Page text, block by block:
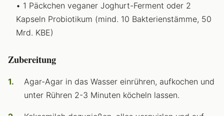
1 Päckchen veganer Joghurt-Ferment oder 2
Kapseln Probiotikum (mind. 10 Bakterienstämme, 50
Mrd. KBE)
Zubereitung
Agar-Agar in das Wasser einrühren, aufkochen und
unter Rühren 2-3 Minuten köcheln lassen.